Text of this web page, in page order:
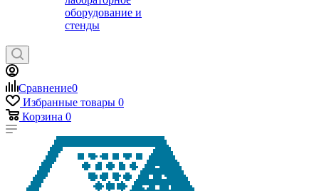
оборудование и
стенды
Сравнение0
Избранные товары 0
Корзина 0